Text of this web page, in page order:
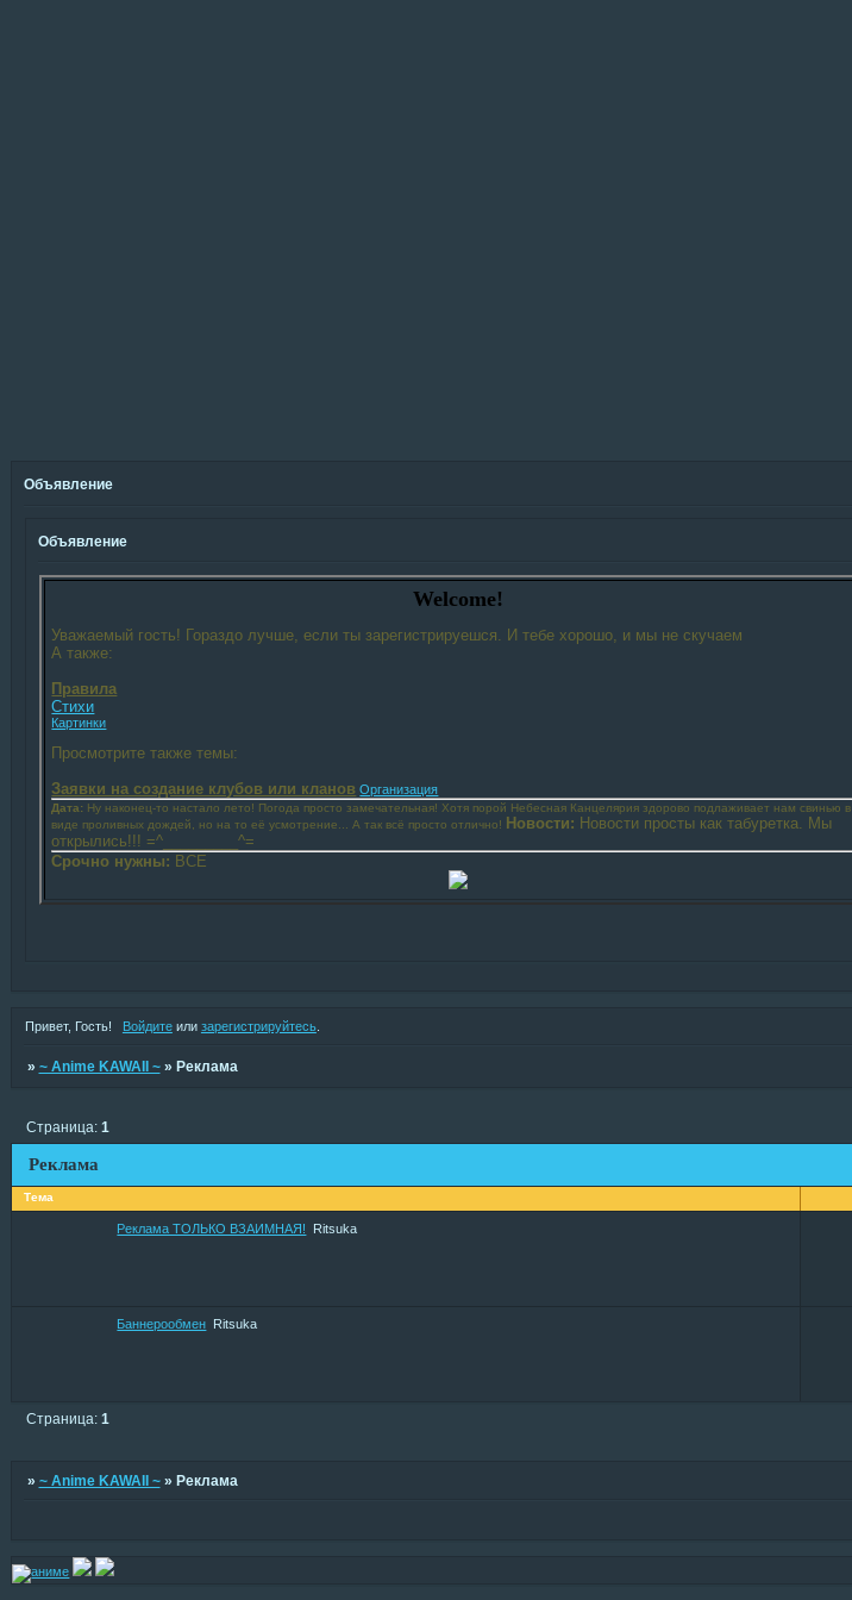
Объявление
Объявление
Welcome!
Уважаемый гость! Гораздо лучше, если ты зарегистрируешся. И тебе хорошо, и мы не скучаем
А также:
Правила
Стихи
Картинки
Просмотрите также темы:
Заявки на создание клубов или кланов Организация
Дата: Ну наконец-то настало лето! Погода просто замечательная! Хотя порой Небесная Канцелярия здорово подлаживает нам свинью в
виде проливных дождей, но на то её усмотрение... А так всё просто отлично!
Новости: Новости просты как табуретка. Мы
открылись!!! =^_________^=
Срочно нужны: ВСЕ
Привет, Гость! Войдитеили зарегистрируйтесь.
» ~ Anime KAWAII ~ » Реклама
Реклама
Страница: 1
Тема
Реклама ТОЛЬКО ВЗАИМНАЯ! Ritsuka
Баннерообмен Ritsuka
Страница: 1
» ~ Anime KAWAII ~ » Реклама